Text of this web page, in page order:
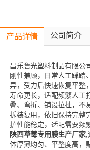
产品详情 公司简介
昌乐鲁光塑料制品有限公
刚性兼顾，日常人工踩踏
异，受力后快速恢复平整
寿命更长，适配频繁人工
叠、弯折、铺设拉扯，不
拆装复用，依旧保持完整
护性能稳定，适配需要频
陕西草莓专用膜生产厂家,
体厚薄均匀、平整度高，